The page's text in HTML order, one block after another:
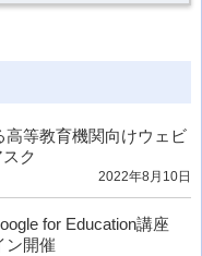
等教育機関向けウェビ
ク
2022年8月10日
for Education講座
開催